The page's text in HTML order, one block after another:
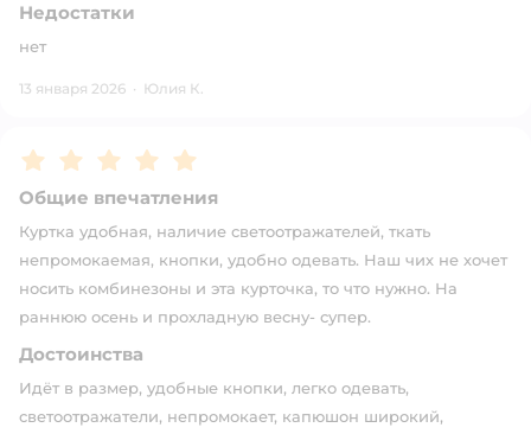
Недостатки
нет
13 января 2026 · Юлия К.
Рейтинг:5
Общие впечатления
Куртка удобная, наличие светоотражателей, ткать
непромокаемая, кнопки, удобно одевать. Наш чих не хочет
носить комбинезоны и эта курточка, то что нужно. На
раннюю осень и прохладную весну- супер.
Достоинства
Идёт в размер, удобные кнопки, легко одевать,
светоотражатели, непромокает, капюшон широкий,